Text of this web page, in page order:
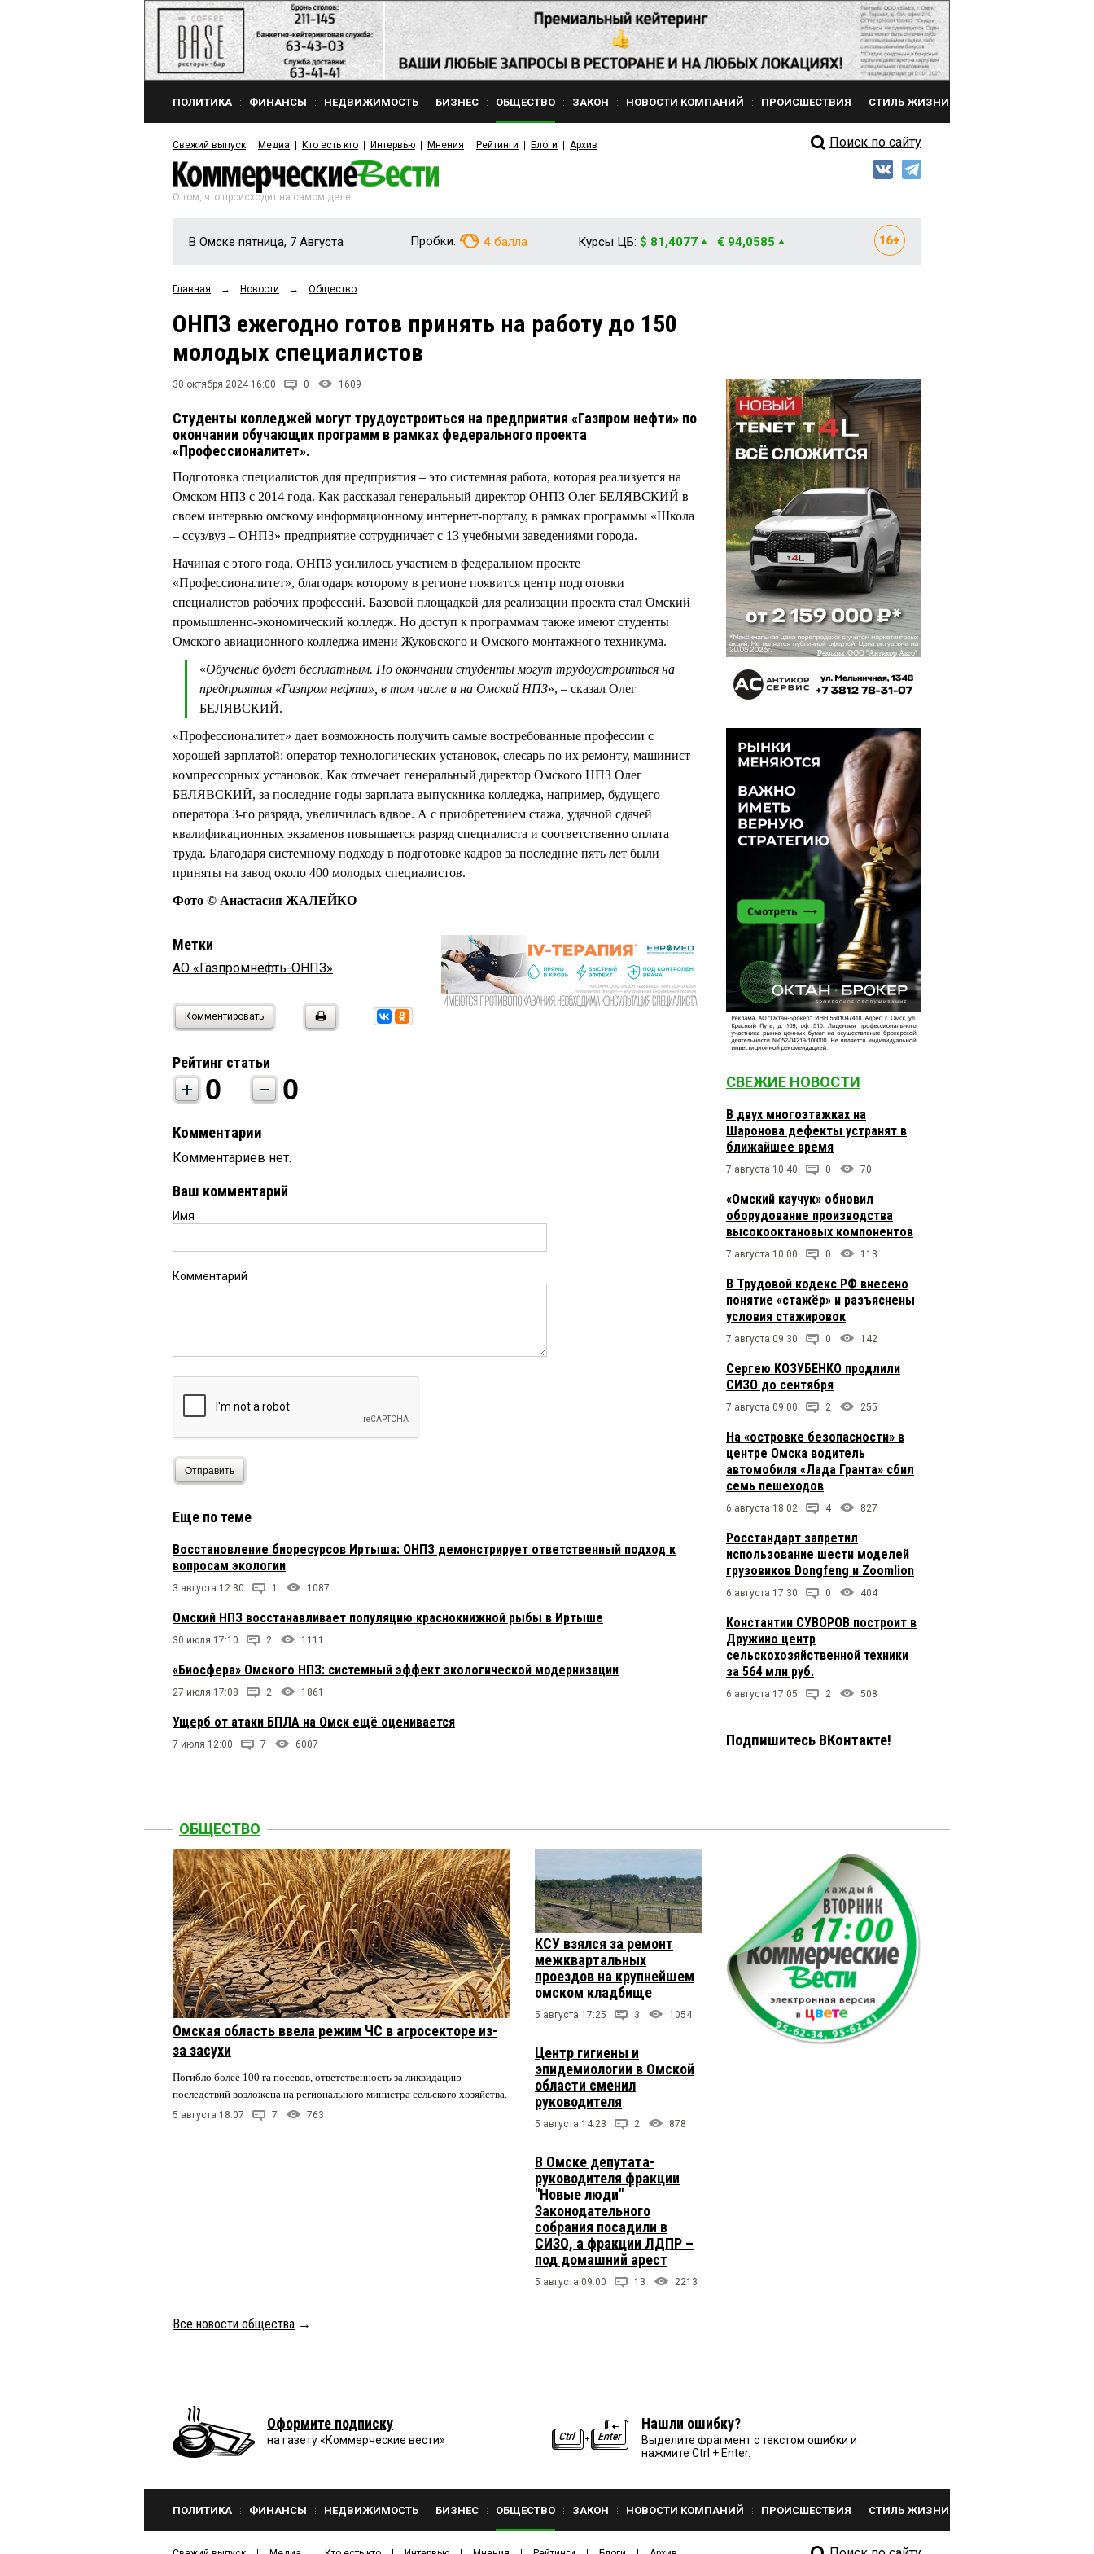
ПОЛИТИКА ФИНАНСЫ НЕДВИЖИМОСТЬ БИЗНЕС ОБЩЕСТВО ЗАКОН НОВОСТИ КОМПАНИЙ ПРОИСШЕСТВИЯ СТИЛЬ ЖИЗНИ
Свежий выпуск Медиа Кто есть кто Интервью Мнения Рейтинги Блоги Архив Поиск по сайту
О том, что происходит на самом деле
В Омске пятница, 7 Августа Пробки: 4 балла Курсы ЦБ: $ 81,4077 € 94,0585
Главная → Новости → Общество
ОНПЗ ежегодно готов принять на работу до 150
молодых специалистов
30 октября 2024 16:00 0 1609
Студенты колледжей могут трудоустроиться на предприятия «Газпром нефти» по
окончании обучающих программ в рамках федерального проекта
«Профессионалитет».
Подготовка специалистов для предприятия – это системная работа, которая реализуется на
Омском НПЗ с 2014 года. Как рассказал генеральный директор ОНПЗ Олег БЕЛЯВСКИЙ в
своем интервью омскому информационному интернет-порталу, в рамках программы «Школа
– ссуз/вуз – ОНПЗ» предприятие сотрудничает с 13 учебными заведениями города.
Начиная с этого года, ОНПЗ усилилось участием в федеральном проекте
«Профессионалитет», благодаря которому в регионе появится центр подготовки
специалистов рабочих профессий. Базовой площадкой для реализации проекта стал Омский
промышленно-экономический колледж. Но доступ к программам также имеют студенты
Омского авиационного колледжа имени Жуковского и Омского монтажного техникума.
«Обучение будет бесплатным. По окончании студенты могут трудоустроиться на
предприятия «Газпром нефти», в том числе и на Омский НПЗ», – сказал Олег
БЕЛЯВСКИЙ.
«Профессионалитет» дает возможность получить самые востребованные профессии с
хорошей зарплатой: оператор технологических установок, слесарь по их ремонту, машинист
компрессорных установок. Как отмечает генеральный директор Омского НПЗ Олег
БЕЛЯВСКИЙ, за последние годы зарплата выпускника колледжа, например, будущего
оператора 3-го разряда, увеличилась вдвое. А с приобретением стажа, удачной сдачей
квалификационных экзаменов повышается разряд специалиста и соответственно оплата
труда. Благодаря системному подходу в подготовке кадров за последние пять лет были
приняты на завод около 400 молодых специалистов.
Фото © Анастасия ЖАЛЕЙКО
Метки
АО «Газпромнефть-ОНПЗ»
Комментировать
Рейтинг статьи
0 0
Комментарии
Комментариев нет.
Ваш комментарий
Имя
Комментарий
Отправить
Еще по теме
Восстановление биоресурсов Иртыша: ОНПЗ демонстрирует ответственный подход к
вопросам экологии
3 августа 12:30 1 1087
Омский НПЗ восстанавливает популяцию краснокнижной рыбы в Иртыше
30 июля 17:10 2 1111
«Биосфера» Омского НПЗ: системный эффект экологической модернизации
27 июля 17:08 2 1861
Ущерб от атаки БПЛА на Омск ещё оценивается
7 июля 12:00 7 6007
СВЕЖИЕ НОВОСТИ
В двух многоэтажках на
Шаронова дефекты устранят в
ближайшее время
7 августа 10:40 0 70
«Омский каучук» обновил
оборудование производства
высокооктановых компонентов
7 августа 10:00 0 113
В Трудовой кодекс РФ внесено
понятие «стажёр» и разъяснены
условия стажировок
7 августа 09:30 0 142
Сергею КОЗУБЕНКО продлили
СИЗО до сентября
7 августа 09:00 2 255
На «островке безопасности» в
центре Омска водитель
автомобиля «Лада Гранта» сбил
семь пешеходов
6 августа 18:02 4 827
Росстандарт запретил
использование шести моделей
грузовиков Dongfeng и Zoomlion
6 августа 17:30 0 404
Константин СУВОРОВ построит в
Дружино центр
сельскохозяйственной техники
за 564 млн руб.
6 августа 17:05 2 508
Подпишитесь ВКонтакте!
ОБЩЕСТВО
Омская область ввела режим ЧС в агросекторе из-
за засухи
Погибло более 100 га посевов, ответственность за ликвидацию
последствий возложена на регионального министра сельского хозяйства.
5 августа 18:07 7 763
КСУ взялся за ремонт
межквартальных
проездов на крупнейшем
омском кладбище
5 августа 17:25 3 1054
Центр гигиены и
эпидемиологии в Омской
области сменил
руководителя
5 августа 14:23 2 878
В Омске депутата-
руководителя фракции
"Новые люди"
Законодательного
собрания посадили в
СИЗО, а фракции ЛДПР –
под домашний арест
5 августа 09:00 13 2213
Все новости общества →
Оформите подписку
на газету «Коммерческие вести»
Нашли ошибку?
Выделите фрагмент с текстом ошибки и
нажмите Ctrl + Enter.
ПОЛИТИКА ФИНАНСЫ НЕДВИЖИМОСТЬ БИЗНЕС ОБЩЕСТВО ЗАКОН НОВОСТИ КОМПАНИЙ ПРОИСШЕСТВИЯ СТИЛЬ ЖИЗНИ